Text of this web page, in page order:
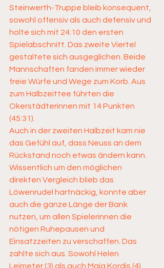
Steinwerth-Truppe bleib konsequent,
sowohl offensiv als auch defensiv und
holte sich mit 24:10 den ersten
Spielabschnitt. Das zweite Viertel
gestaltete sich ausgeglichen. Beide
Mannschaften fanden immer wieder
freie Würfe und Wege zum Korb. Aus
zum Halbzeittee führten die
Okerstädterinnen mit 14 Punkten
(45:31).
Auch in der zweiten Halbzeit kam nie
das Gefühl auf, dass Neuss an dem
Rückstand noch etwas ändern kann.
Wissentlich um den möglichen
direkten Vergleich blieb das
Löwenrudel hartnäckig, konnte aber
auch die ganze Länge der Bank
nutzen, um allen Spielerinnen die
nötigen Ruhepausen und
Einsatzzeiten zu verschaffen. Das
zahlte sich aus. Sowohl Helen
Leimeter (3) als auch Maja Kordis (4)